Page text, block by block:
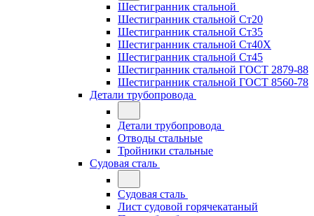
Шестигранник стальной
Шестигранник стальной Ст20
Шестигранник стальной Ст35
Шестигранник стальной Ст40Х
Шестигранник стальной Ст45
Шестигранник стальной ГОСТ 2879-88
Шестигранник стальной ГОСТ 8560-78
Детали трубопровода
Детали трубопровода
Отводы стальные
Тройники стальные
Судовая сталь
Судовая сталь
Лист судовой горячекатаный